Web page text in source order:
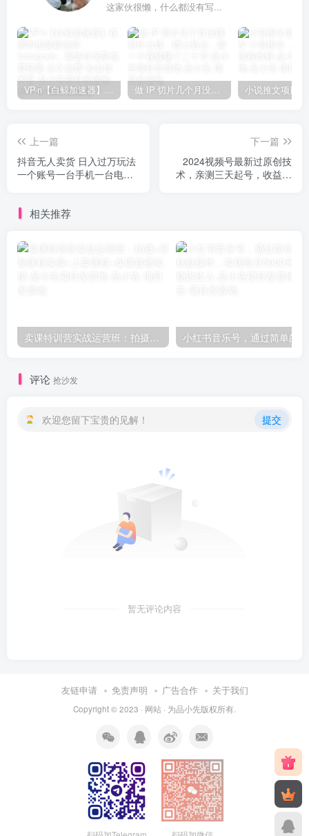
这家伙很懒，什么都没有写...
VP-n【白鲸加速器】在国内也能刷油管、Instagram，我送你无限免费流量 永久免费-知名技术官-品小先项目发源地 做 IP 切片几个月没赚到什么钱，蹭上热点，靠一个视频赚了二十万-品小先项目发源地
上一篇
抖音无人卖货 日入过万玩法
一个账号一台手机一台电脑
下一篇
2024视频号最新过原创技
术，亲测三天起号，收益稳
相关推荐
卖课特训营实战运营班：拍摄+录制课程实操+上架课程+卖课直播实操-品小先项目发源地
评论 抢沙发
欢迎您留下宝贵的见解！ 提交
暂无评论内容
友链申请 免责声明 广告合作 关于我们
Copyright © 2023 · 网站 · 为品小先版权所有.